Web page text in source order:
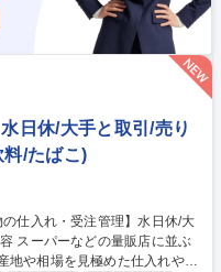
日休/大手と取引/売り
/たばこ)
地や相場を見極めた仕入れや在